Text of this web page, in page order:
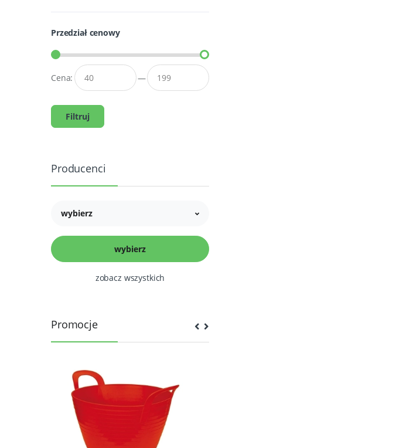
Przedział cenowy
Cena: —
Filtruj
Producenci
wybierz
zobacz wszystkich
Promocje